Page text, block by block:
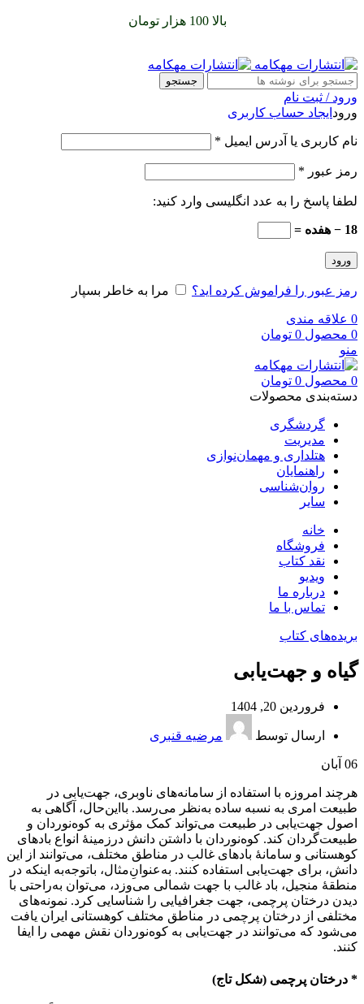
بالا 100 هزار تومان
جستجو
ورود / ثبت نام
ورود ایجاد حساب کاربری
نام کاربری یا آدرس ایمیل *
رمز عبور *
لطفا پاسخ را به عدد انگلیسی وارد کنید:
18 − هفده =
ورود
رمز عبور را فراموش کرده اید؟ مرا به خاطر بسپار
0 علاقه مندی
0 محصول 0 تومان
منو
0 محصول 0 تومان
دسته‌بندی محصولات
گردشگری
مدیریت
هتلداری و مهمان‌نوازی
راهنمایان
روان‌شناسی
سایر
خانه
فروشگاه
نقد کتاب
ویدیو
درباره‌ ما
تماس با ما
بریده‌های کتاب
گیاه و جهت‌یابی
فروردین 20, 1404
ارسال توسط مرضیه قنبری
06 آبان
هرچند امروزه با استفاده از سامانه‌های ناوبری، جهت‌یابی در
طبیعت امری به نسبه ساده به‌نظر می‌رسد. با‌این‌حال، آگاهی به
اصول جهت‌یابی در طبیعت می‌تواند کمک مؤثری به کوه‌نوردان و
طبیعت‌گردان کند. کوه‌نوردان با داشتن دانش درزمینۀ انواع بادهای
کوهستانی و سامانۀ بادهای غالب در مناطق مختلف، می‌توانند از این
دانش، برای جهت‌یابی استفاده کنند. به‌عنوان‌ِمثال، با‌توجه‌به اینکه در
منطقۀ منجیل، باد غالب با جهت شمالی می‌وزد، می‌توان به‌راحتی با
دیدن درختان پرچمی، جهت جغرافیایی را شناسایی کرد. نمونه‌های
مختلفی از درختان پرچمی در مناطق مختلف کوهستانی ایران یافت
می‌شود که می‌توانند در جهت‌یابی به کوه‌نوردان نقش مهمی را ایفا
کنند.
* درختان پرچمی (شکل تاج)